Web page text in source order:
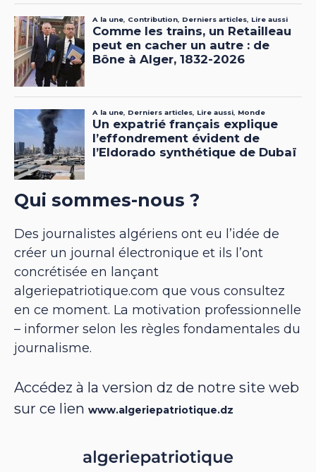
Qui sommes-nous ?
Des journalistes algériens ont eu l’idée de
créer un journal électronique et ils l’ont
concrétisée en lançant
algeriepatriotique.com que vous consultez
en ce moment. La motivation professionnelle
– informer selon les règles fondamentales du
journalisme.
Accédez à la version dz de notre site web
sur ce lien www.algeriepatriotique.dz